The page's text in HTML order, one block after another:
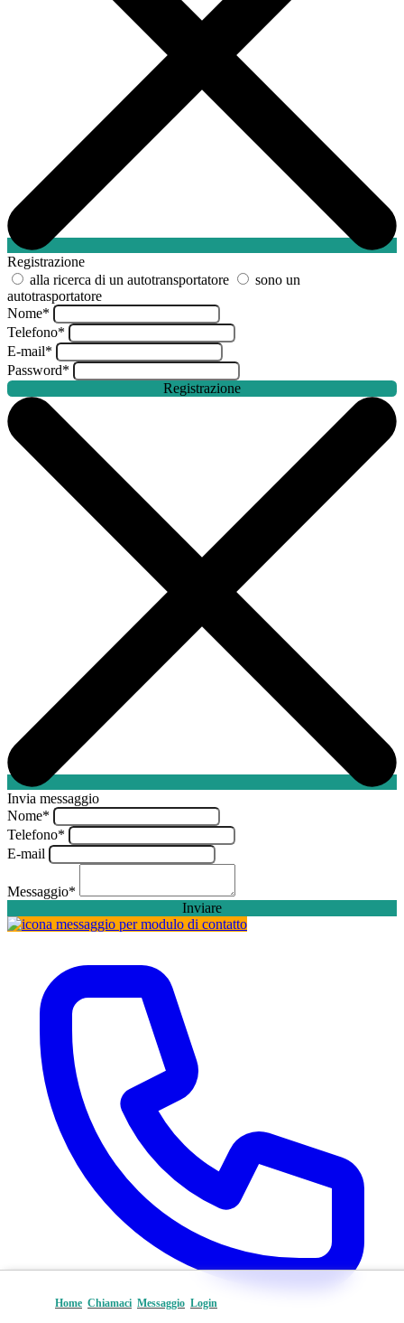
Registrazione
alla ricerca di un autotransportatore
sono un
autotrasportatore
Nome*
Telefono*
E-mail*
Password*
Registrazione
Invia messaggio
Nome*
Telefono*
E-mail
Messaggio*
Inviare
Home Chiamaci Messaggio Login